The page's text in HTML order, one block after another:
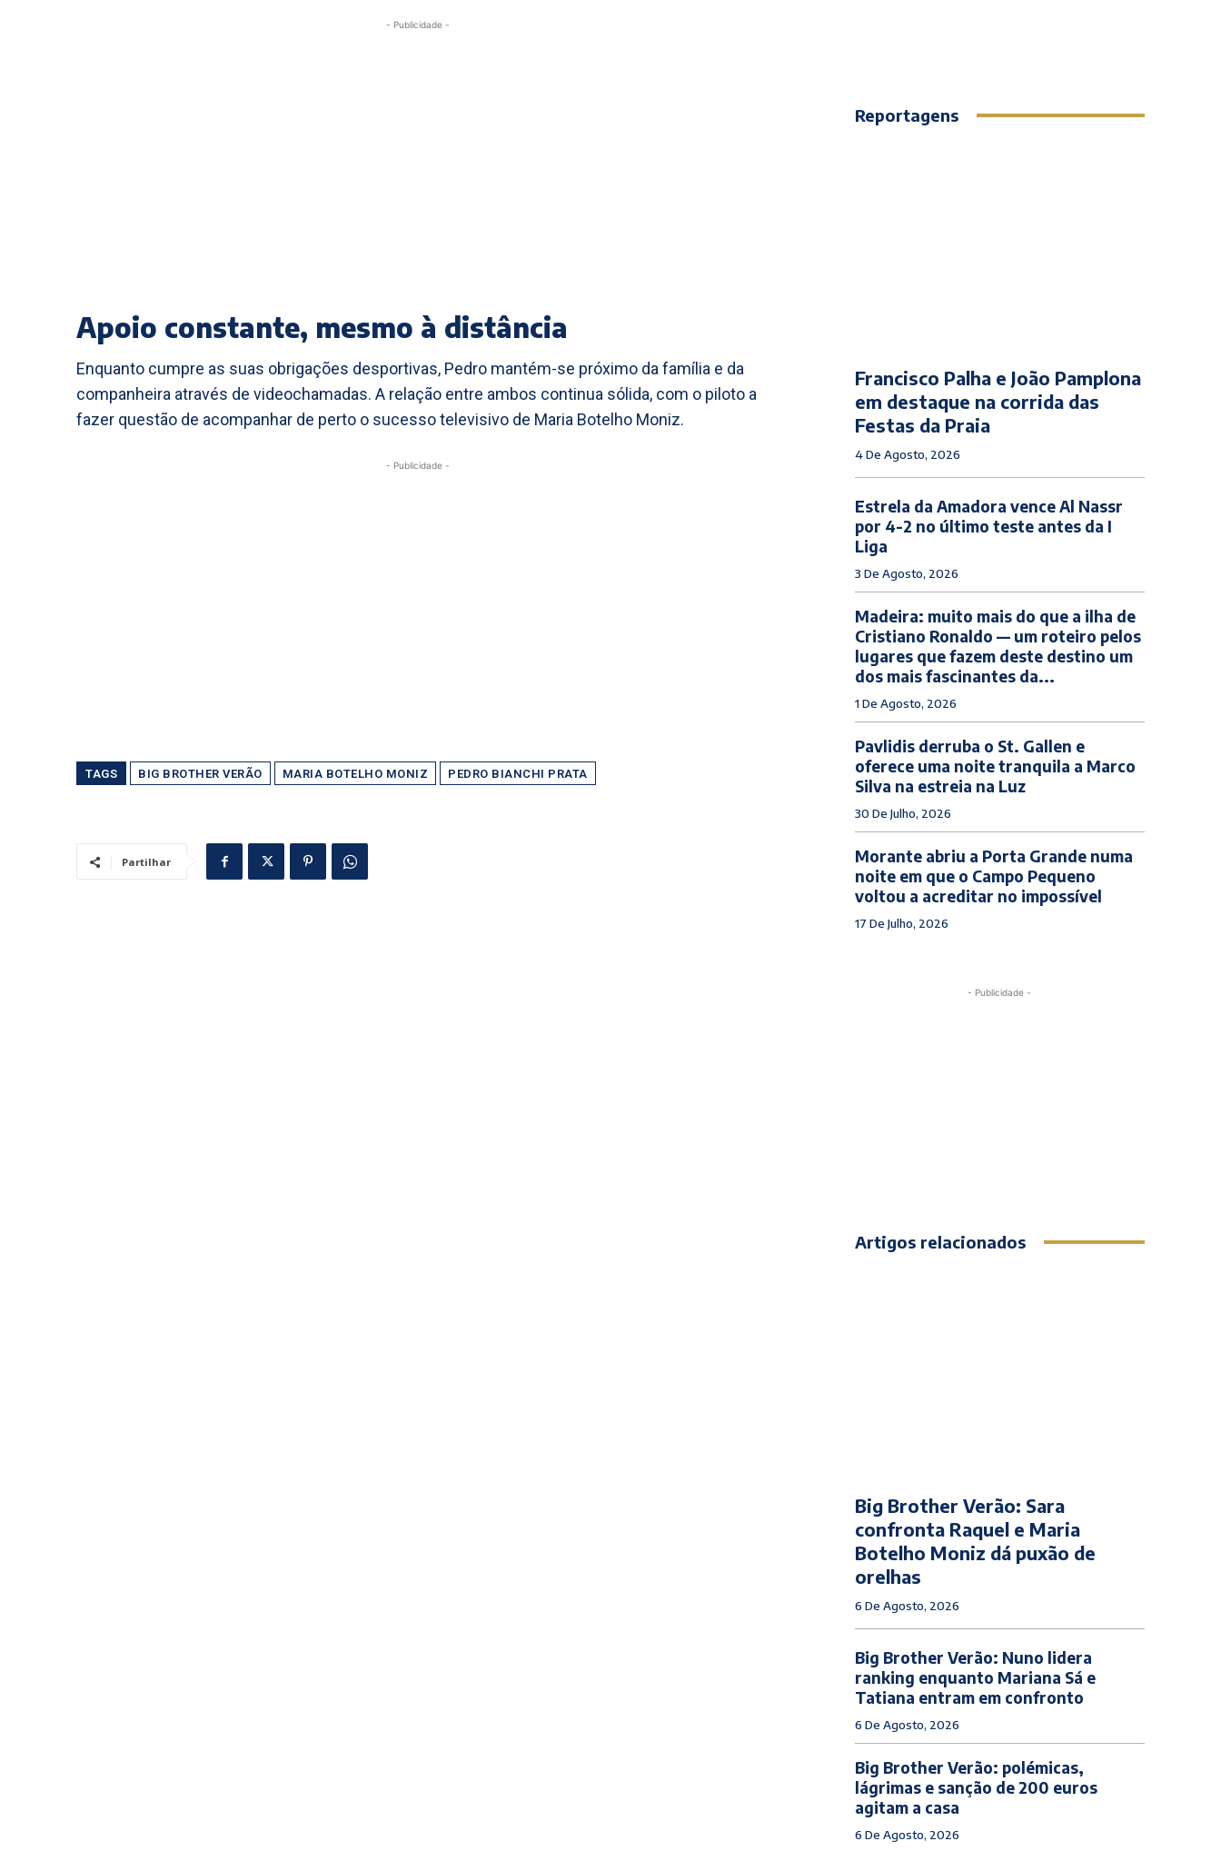
- Publicidade -
Apoio constante, mesmo à distância
Enquanto cumpre as suas obrigações desportivas, Pedro mantém-se próximo da família e da
companheira através de videochamadas. A relação entre ambos continua sólida, com o piloto a
fazer questão de acompanhar de perto o sucesso televisivo de Maria Botelho Moniz.
- Publicidade -
TAGS BIG BROTHER VERÃO MARIA BOTELHO MONIZ PEDRO BIANCHI PRATA
Partilhar
Reportagens
Francisco Palha e João Pamplona
em destaque na corrida das
Festas da Praia
4 De Agosto, 2026
Estrela da Amadora vence Al Nassr
por 4-2 no último teste antes da I
Liga
3 De Agosto, 2026
Madeira: muito mais do que a ilha de
Cristiano Ronaldo — um roteiro pelos
lugares que fazem deste destino um
dos mais fascinantes da...
1 De Agosto, 2026
Pavlidis derruba o St. Gallen e
oferece uma noite tranquila a Marco
Silva na estreia na Luz
30 De Julho, 2026
Morante abriu a Porta Grande numa
noite em que o Campo Pequeno
voltou a acreditar no impossível
17 De Julho, 2026
- Publicidade -
Artigos relacionados
Big Brother Verão: Sara
confronta Raquel e Maria
Botelho Moniz dá puxão de
orelhas
6 De Agosto, 2026
Big Brother Verão: Nuno lidera
ranking enquanto Mariana Sá e
Tatiana entram em confronto
6 De Agosto, 2026
Big Brother Verão: polémicas,
lágrimas e sanção de 200 euros
agitam a casa
6 De Agosto, 2026